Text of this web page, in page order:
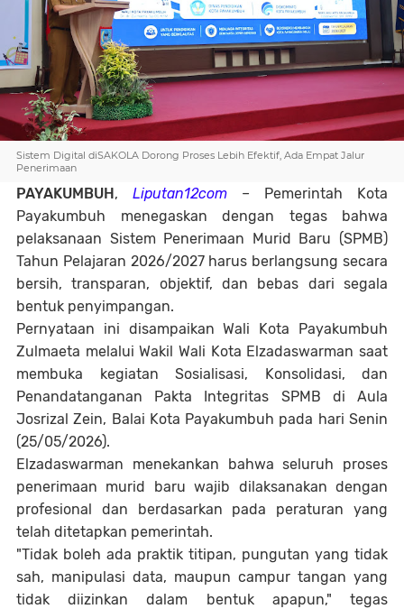
Sistem Digital diSAKOLA Dorong Proses Lebih Efektif, Ada Empat Jalur
Penerimaan
PAYAKUMBUH, Liputan12com – Pemerintah Kota
Payakumbuh menegaskan dengan tegas bahwa
pelaksanaan Sistem Penerimaan Murid Baru (SPMB)
Tahun Pelajaran 2026/2027 harus berlangsung secara
bersih, transparan, objektif, dan bebas dari segala
bentuk penyimpangan.
Pernyataan ini disampaikan Wali Kota Payakumbuh
Zulmaeta melalui Wakil Wali Kota Elzadaswarman saat
membuka kegiatan Sosialisasi, Konsolidasi, dan
Penandatanganan Pakta Integritas SPMB di Aula
Josrizal Zein, Balai Kota Payakumbuh pada hari Senin
(25/05/2026).
Elzadaswarman menekankan bahwa seluruh proses
penerimaan murid baru wajib dilaksanakan dengan
profesional dan berdasarkan pada peraturan yang
telah ditetapkan pemerintah.
"Tidak boleh ada praktik titipan, pungutan yang tidak
sah, manipulasi data, maupun campur tangan yang
tidak diizinkan dalam bentuk apapun," tegas